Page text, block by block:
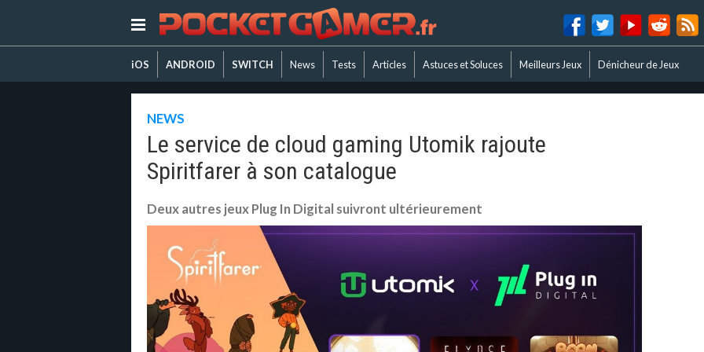
iOS ANDROID SWITCH News Tests Articles Astuces et Soluces Meilleurs Jeux Dénicheur de Jeux
NEWS
Le service de cloud gaming Utomik rajoute
Spiritfarer à son catalogue
Deux autres jeux Plug In Digital suivront ultérieurement